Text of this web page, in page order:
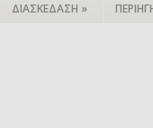
ΔΙΑΣΚΕΔΑΣΗ »